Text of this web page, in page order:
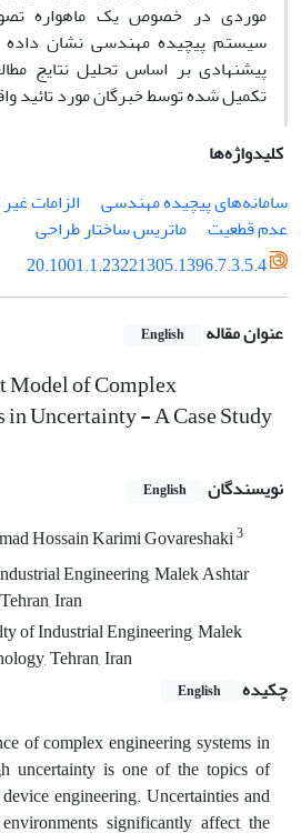
موردی در خصوص یک ماهواره
سیستم پیچیده مهندسی نشان
پیشنهادی بر اساس تحلیل نتایج
تکمیل شده توسط خبرگان مورد تائید
کلیدواژه‌ها
سامانه‌های پیچیده مهندسی
الزامات
عدم قطعیت
ماتریس ساختار طراحی
20.1001.1.23221305.1396.7.3.5.4
عنوان مقاله English
of Complex
Uncertainty - A Case Study
نویسندگان English
Hossain Karimi Govareshaki3
Engineering, Malek Ashtar
Iran
of Industrial Engineering, Malek
Tehran, Iran
چکیده
English
of complex engineering systems in
uncertainty is one of the topics of
engineering. Uncertainties and
significantly affect the